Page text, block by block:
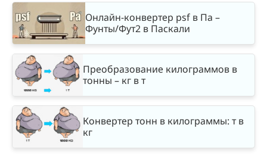
Онлайн-конвертер psf в Па –
Фунты/Фут2 в Паскали
Преобразование килограммов в
тонны – кг в т
Конвертер тонн в килограммы: т в
кг